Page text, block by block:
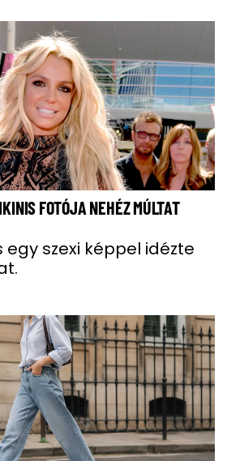
FOTÓJA NEHÉZ MÚLTAT
egy szexi képpel idézte